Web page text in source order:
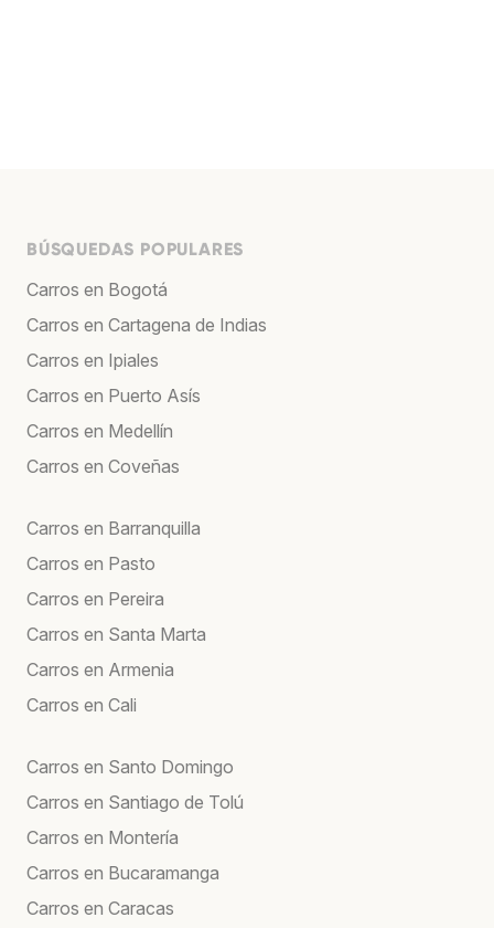
BÚSQUEDAS POPULARES
Carros en Bogotá
Carros en Cartagena de Indias
Carros en Ipiales
Carros en Puerto Asís
Carros en Medellín
Carros en Coveñas
Carros en Barranquilla
Carros en Pasto
Carros en Pereira
Carros en Santa Marta
Carros en Armenia
Carros en Cali
Carros en Santo Domingo
Carros en Santiago de Tolú
Carros en Montería
Carros en Bucaramanga
Carros en Caracas